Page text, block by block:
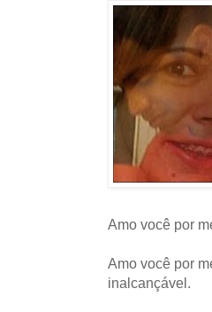
Amo você por
Amo você por
inalcançável.